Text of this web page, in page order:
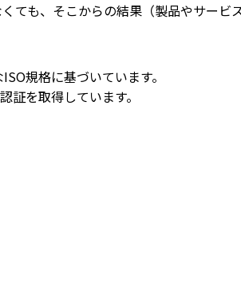
ても、そこからの結果（製品やサービ
規格に基づいています。
を取得しています。